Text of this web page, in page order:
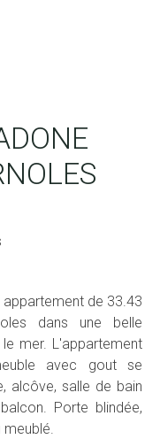
appartement de 33.43
dans une belle
mer. L'appartement
avec gout se
alcôve, salle de bain
Porte blindée,
meublé.